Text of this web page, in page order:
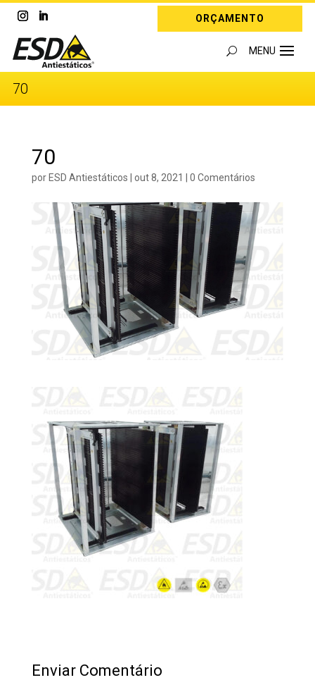
ORÇAMENTO
70
70
porESD Antiestáticos | out 8, 2021 | 0 Comentários
Enviar Comentário